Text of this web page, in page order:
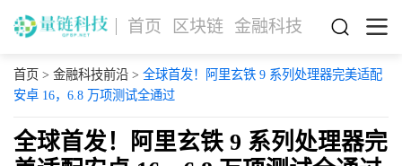
首页 区块链 金融科技
首页 > 金融科技前沿> 全球首发！阿里玄铁 9 系列处理器完美适配
安卓 16，6.8 万项测试全通过
全球首发！阿里玄铁 9 系列处理器完